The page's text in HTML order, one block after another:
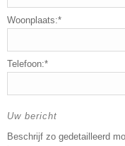
Woonplaats:*
Telefoon:*
Uw bericht
Beschrijf zo gedetailleerd